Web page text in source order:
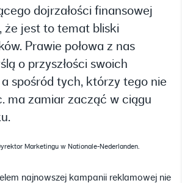
dojrzałości finansowej
że jest to temat bliski
Prawie połowa z nas
o przyszłości swoich
spośród tych, którzy tego nie
ma zamiar zacząć w ciągu
Marketingu w Nationale-Nederlanden.
najnowszej kampanii reklamowej nie